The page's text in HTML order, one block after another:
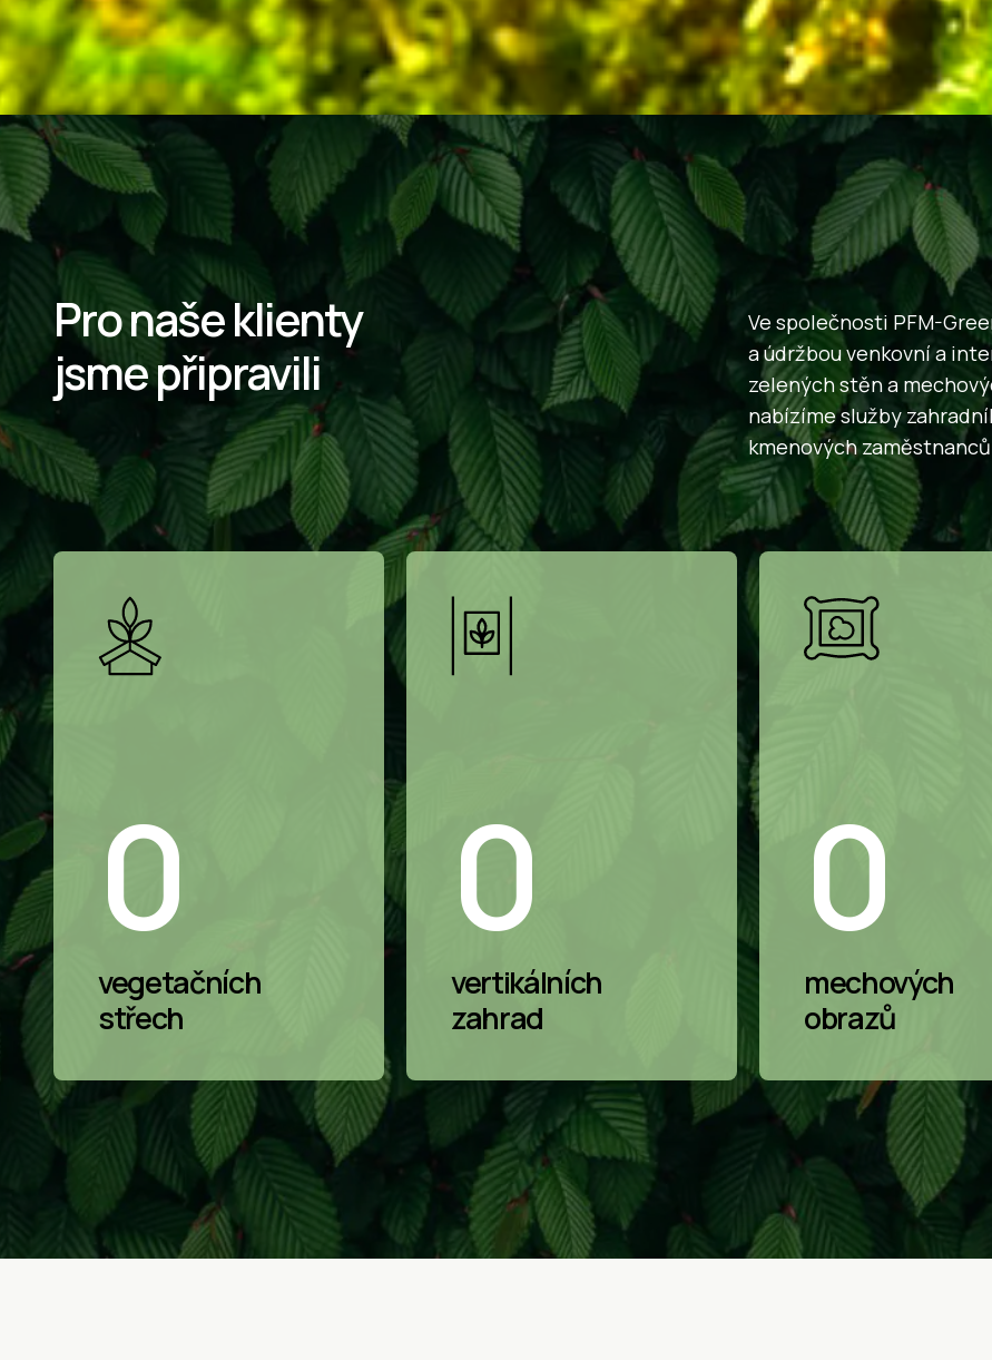
Pro naše klienty
jsme připravili
Ve společnosti PFM-
a údržbou venkovní a
zelených stěn a
nabízíme služby
kmenových
0
vegetačních
střech
0
vertikálních
zahrad
0
mechových
obrazů